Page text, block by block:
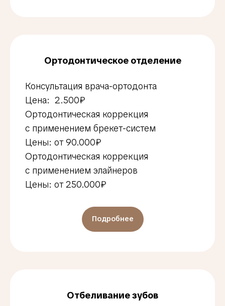
Ортодонтическое отделение
Консультация врача-ортодонта
Цена: 2.500₽
Ортодонтическая коррекция
с применением брекет-систем
Цены: от 90.000₽
Ортодонтическая коррекция
с применением элайнеров
Цены: от 250.000₽
Подробнее
Отбеливание зубов